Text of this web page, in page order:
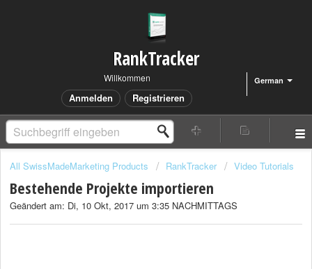
RankTracker
German
Willkommen
Anmelden Registrieren
All SwissMadeMarketing Products RankTracker Video Tutorials
Bestehende Projekte importieren
Geändert am: Di, 10 Okt, 2017 um 3:35 NACHMITTAGS